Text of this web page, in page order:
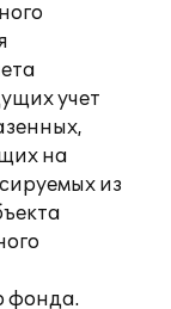
учет
на
из
фонда.